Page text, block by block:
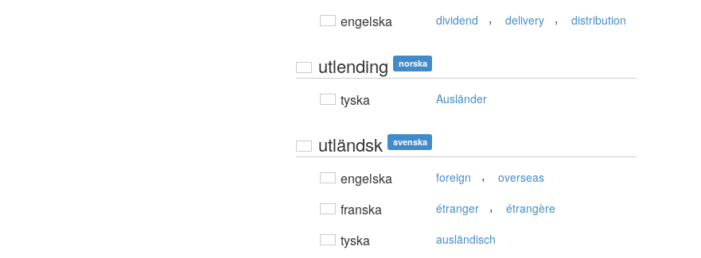
engelska dividend , delivery , distribution
utlending norska
tyska Ausländer
utländsk svenska
engelska foreign , overseas
franska étranger , étrangère
tyska ausländisch